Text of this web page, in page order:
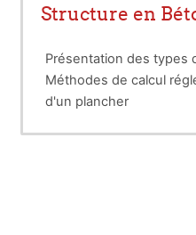
Structure en
Présentation des types
Méthodes de calcul
d'un plancher